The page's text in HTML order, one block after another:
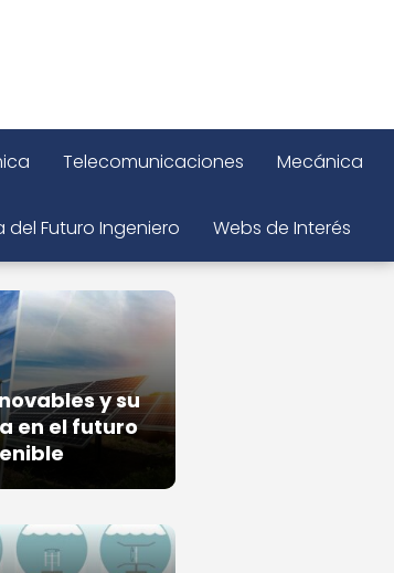
Telecomunicaciones Mecánica
del Futuro Ingeniero Webs de Interés
y su
en el futuro